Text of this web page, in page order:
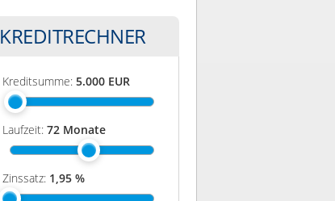
KREDITRECHNER
Kreditsumme: 5.000 EUR
Laufzeit: 72 Monate
Zinssatz: 1,95 %